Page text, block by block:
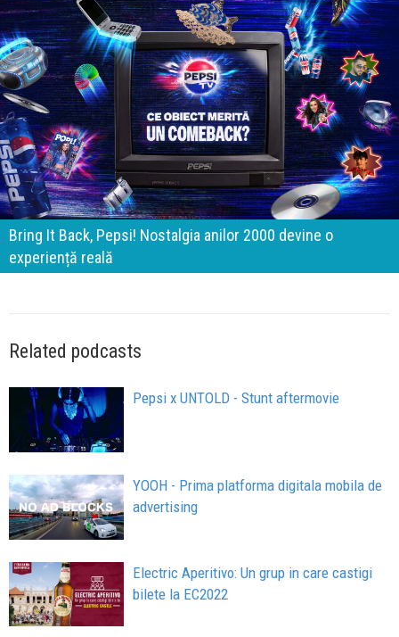
anilor 2000 devine o
Brandurile nu mai
Related podcasts
Pepsi x UNTOLD - Stunt aftermovie
YOOH - Prima platforma digitala mobila de
advertising
Electric Aperitivo: Un grup in care castigi
bilete la EC2022